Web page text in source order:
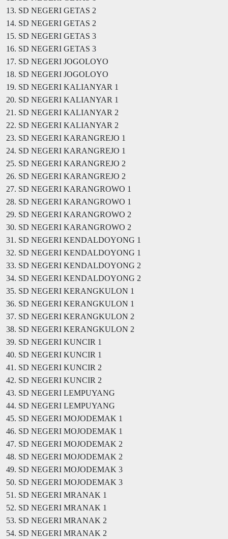
13. SD NEGERI GETAS 2
14. SD NEGERI GETAS 2
15. SD NEGERI GETAS 3
16. SD NEGERI GETAS 3
17. SD NEGERI JOGOLOYO
18. SD NEGERI JOGOLOYO
19. SD NEGERI KALIANYAR 1
20. SD NEGERI KALIANYAR 1
21. SD NEGERI KALIANYAR 2
22. SD NEGERI KALIANYAR 2
23. SD NEGERI KARANGREJO 1
24. SD NEGERI KARANGREJO 1
25. SD NEGERI KARANGREJO 2
26. SD NEGERI KARANGREJO 2
27. SD NEGERI KARANGROWO 1
28. SD NEGERI KARANGROWO 1
29. SD NEGERI KARANGROWO 2
30. SD NEGERI KARANGROWO 2
31. SD NEGERI KENDALDOYONG 1
32. SD NEGERI KENDALDOYONG 1
33. SD NEGERI KENDALDOYONG 2
34. SD NEGERI KENDALDOYONG 2
35. SD NEGERI KERANGKULON 1
36. SD NEGERI KERANGKULON 1
37. SD NEGERI KERANGKULON 2
38. SD NEGERI KERANGKULON 2
39. SD NEGERI KUNCIR 1
40. SD NEGERI KUNCIR 1
41. SD NEGERI KUNCIR 2
42. SD NEGERI KUNCIR 2
43. SD NEGERI LEMPUYANG
44. SD NEGERI LEMPUYANG
45. SD NEGERI MOJODEMAK 1
46. SD NEGERI MOJODEMAK 1
47. SD NEGERI MOJODEMAK 2
48. SD NEGERI MOJODEMAK 2
49. SD NEGERI MOJODEMAK 3
50. SD NEGERI MOJODEMAK 3
51. SD NEGERI MRANAK 1
52. SD NEGERI MRANAK 1
53. SD NEGERI MRANAK 2
54. SD NEGERI MRANAK 2